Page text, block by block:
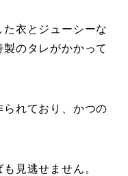
衣とジューシーな
のタレがかかって
れており、かつの
見逃せません。